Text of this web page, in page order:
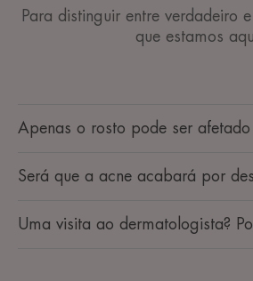
Para distinguir entre verdadeiro
que estamos
Apenas o rosto pode ser
Será que a acne acabará por
Uma visita ao dermatologista?